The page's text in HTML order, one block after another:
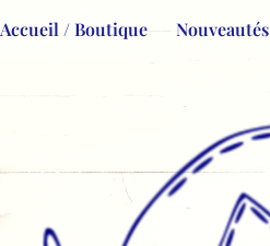
Accueil / Boutique Nouveautés